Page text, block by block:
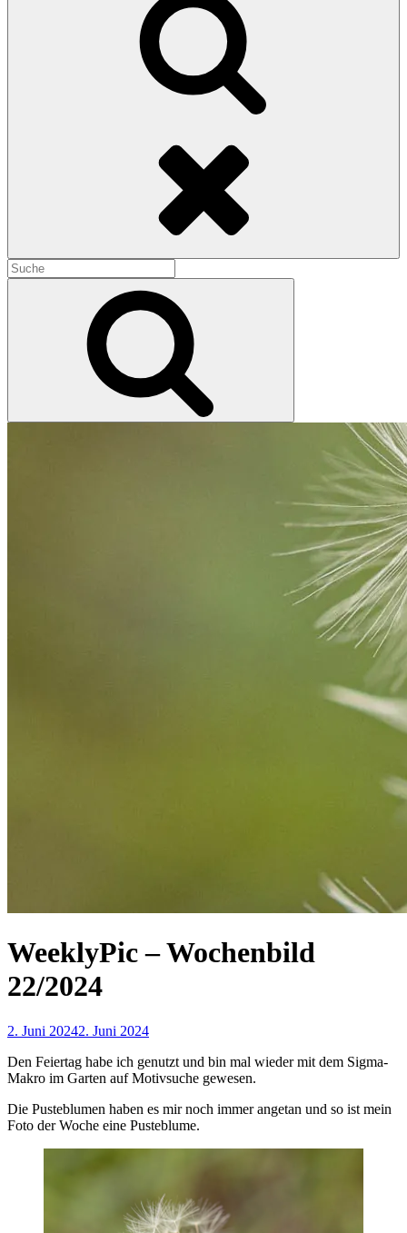
Search
for:
WeeklyPic – Wochenbild
22/2024
2. Juni 20242. Juni 2024
Den Feiertag habe ich genutzt und bin mal wieder mit dem Sigma-
Makro im Garten auf Motivsuche gewesen.
Die Pusteblumen haben es mir noch immer angetan und so ist mein
Foto der Woche eine Pusteblume.